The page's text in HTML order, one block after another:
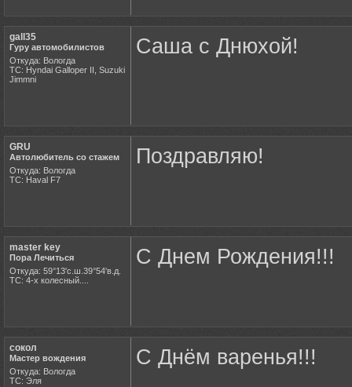
gall35
Гуру автомобилистов
Откуда: Вологда
ТС: Hyndai Galloper II, Suzuki
Jimmni
Саша с Днюхой!
GRU
Автолюбитель со стажем
Откуда: Вологда
ТС: Haval F7
Поздравляю!
master key
Пора Лечиться
Откуда: 59°13'с.ш.39°54'в.д.
ТС: 4-х колесный....
С Днем Рождения!!!
сокол
Мастер вождения
Откуда: Вологда
ТС: Эля
С Днём варенья!!!